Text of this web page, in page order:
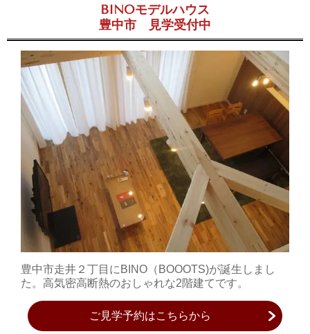
BINOモデルハウス
豊中市 見学受付中
豊中市走井２丁目にBINO（BOOOTS)が誕生しまし
た。高気密高断熱のおしゃれな2階建てです。
ご見学予約はこちらから